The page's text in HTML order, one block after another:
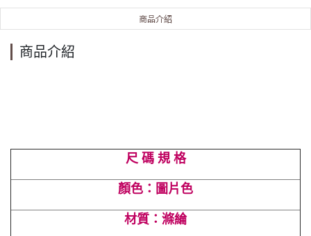
商品介紹
商品介紹
尺 碼 規 格
顏色：圖片色
材質：滌綸